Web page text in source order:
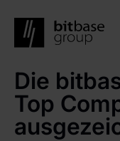
Skip
content
Die
Top